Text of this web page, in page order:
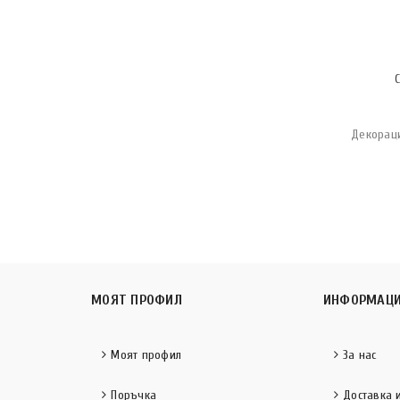
МОЯТ ПРОФИЛ
Моят профил
Поръчка
За нас
Доставка